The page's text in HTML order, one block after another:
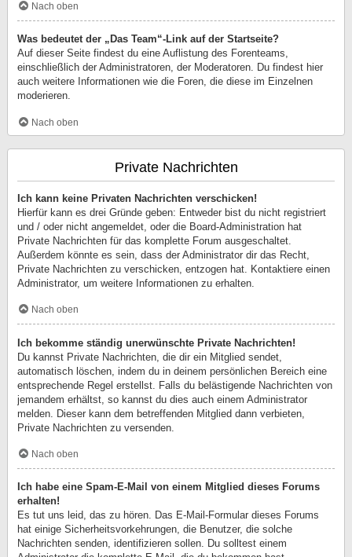
Nach oben
Was bedeutet der „Das Team“-Link auf der Startseite?
Auf dieser Seite findest du eine Auflistung des Forenteams,
einschließlich der Administratoren, der Moderatoren. Du findest hier
auch weitere Informationen wie die Foren, die diese im Einzelnen
moderieren.
Nach oben
Private Nachrichten
Ich kann keine Privaten Nachrichten verschicken!
Hierfür kann es drei Gründe geben: Entweder bist du nicht registriert
und / oder nicht angemeldet, oder die Board-Administration hat
Private Nachrichten für das komplette Forum ausgeschaltet.
Außerdem könnte es sein, dass der Administrator dir das Recht,
Private Nachrichten zu verschicken, entzogen hat. Kontaktiere einen
Administrator, um weitere Informationen zu erhalten.
Nach oben
Ich bekomme ständig unerwünschte Private Nachrichten!
Du kannst Private Nachrichten, die dir ein Mitglied sendet,
automatisch löschen, indem du in deinem persönlichen Bereich eine
entsprechende Regel erstellst. Falls du belästigende Nachrichten von
jemandem erhältst, so kannst du dies auch einem Administrator
melden. Dieser kann dem betreffenden Mitglied dann verbieten,
Private Nachrichten zu versenden.
Nach oben
Ich habe eine Spam-E-Mail von einem Mitglied dieses Forums
erhalten!
Es tut uns leid, das zu hören. Das E-Mail-Formular dieses Forums
hat einige Sicherheitsvorkehrungen, die Benutzer, die solche
Nachrichten senden, identifizieren sollen. Du solltest einem